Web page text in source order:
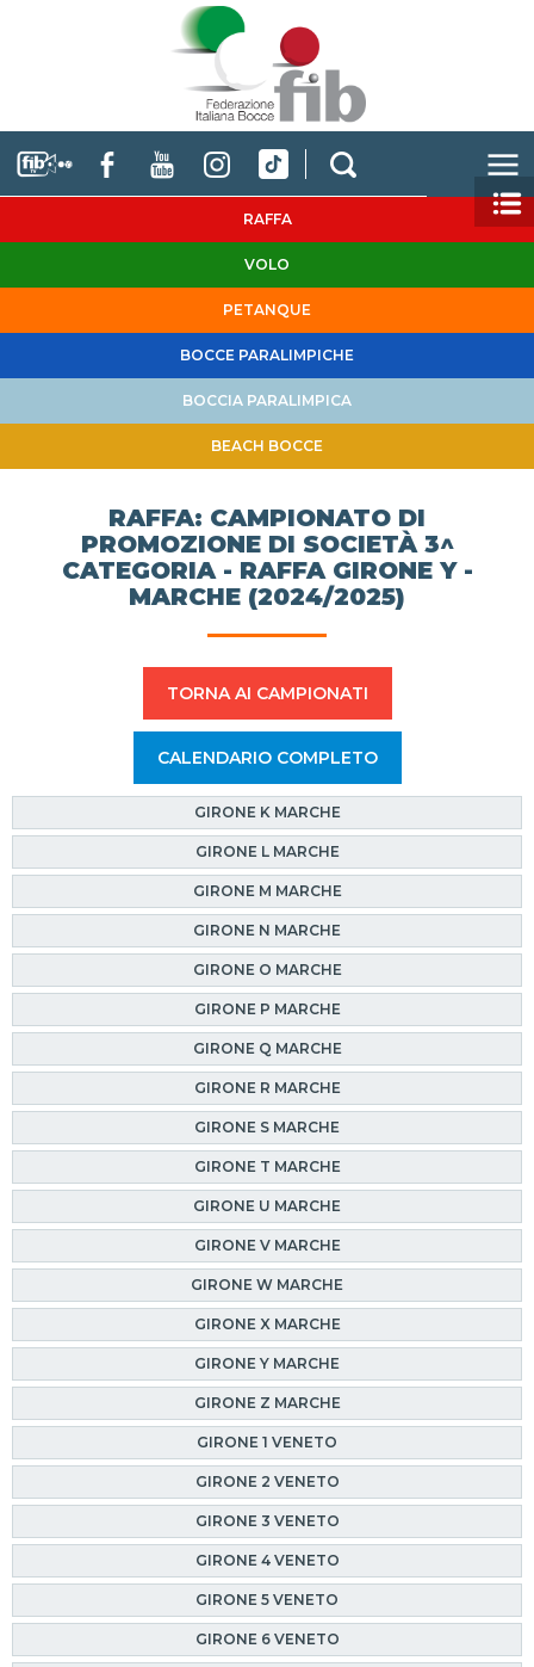
RAFFA
VOLO
PETANQUE
BOCCE PARALIMPICHE
BOCCIA PARALIMPICA
BEACH BOCCE
RAFFA: CAMPIONATO DI
PROMOZIONE DI SOCIETÀ 3^
CATEGORIA - RAFFA GIRONE Y -
MARCHE (2024/2025)
TORNA AI CAMPIONATI
CALENDARIO COMPLETO
GIRONE K MARCHE
GIRONE L MARCHE
GIRONE M MARCHE
GIRONE N MARCHE
GIRONE O MARCHE
GIRONE P MARCHE
GIRONE Q MARCHE
GIRONE R MARCHE
GIRONE S MARCHE
GIRONE T MARCHE
GIRONE U MARCHE
GIRONE V MARCHE
GIRONE W MARCHE
GIRONE X MARCHE
GIRONE Y MARCHE
GIRONE Z MARCHE
GIRONE 1 VENETO
GIRONE 2 VENETO
GIRONE 3 VENETO
GIRONE 4 VENETO
GIRONE 5 VENETO
GIRONE 6 VENETO